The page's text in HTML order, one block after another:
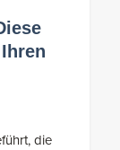
die